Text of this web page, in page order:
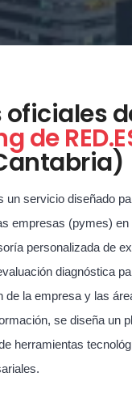
oficiales
de
un servicio diseñado
empresas (pymes)
personalizada de
diagnóstica
de la empresa y las
se diseña un
herramientas